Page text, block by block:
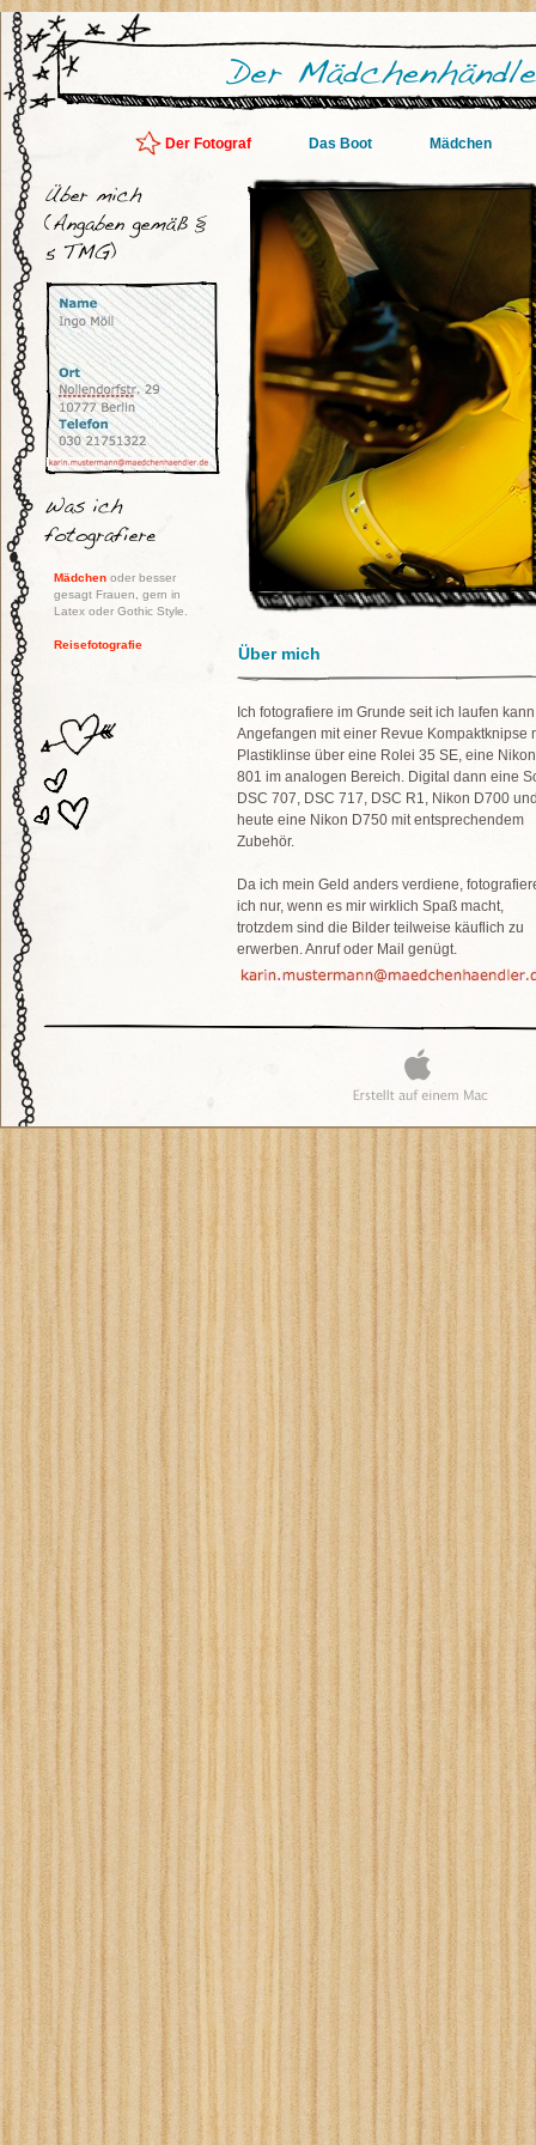
Der Fotograf Das Boot Mädchen
Ich fotografiere im Grunde seit ich laufen
Angefangen mit einer Revue Kompaktknipse
Plastiklinse über eine Rolei 35 SE, eine Nikon
801 im analogen Bereich. Digital dann eine
DSC 707, DSC 717, DSC R1, Nikon D700
heute eine Nikon D750 mit entsprechendem
Zubehör.
Da ich mein Geld anders verdiene,
ich nur, wenn es mir wirklich Spaß macht,
trotzdem sind die Bilder teilweise käuflich zu
erwerben. Anruf oder Mail genügt.
Mädchen oder besser
gesagt Frauen, gern in
Latex oder Gothic Style.
Reisefotografie Über mich